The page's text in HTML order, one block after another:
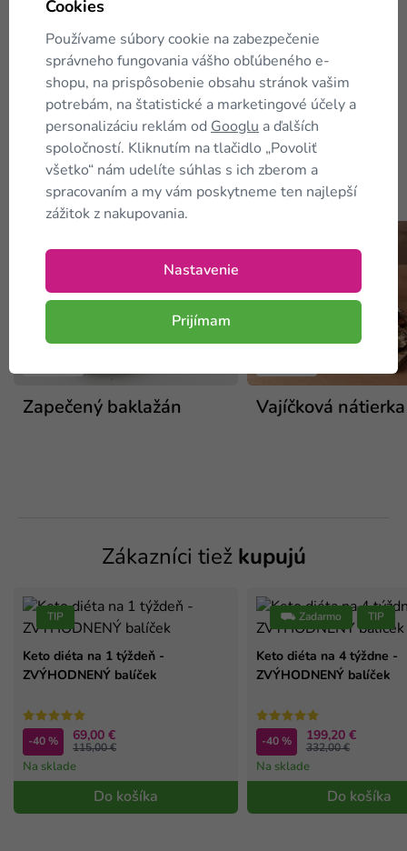
Zobraziť pôvodný
Zobraziť ďalšie hodnotenie (10)
Informácie o získavaní recenzií
KetoMixrecepty
Zapečený baklažán Vajíčková nátierka
Zákazníci tiež kupujú
Do košíka
TIP
Keto diéta na 1 týždeň -
ZVÝHODNENÝ balíček
-40 % 69,00 €
115,00 €
Na sklade
Do košíka
⛟ Zadarmo TIP
Keto diéta na 4 týždne -
ZVÝHODNENÝ balíček
-40 % 199,20 €
332,00 €
Na sklade
Cookies
Používame súbory cookie na zabezpečenie
správneho fungovania vášho obľúbeného e-
shopu, na prispôsobenie obsahu stránok vašim
potrebám, na štatistické a marketingové účely a
personalizáciu reklám od Googlu a ďalších
spoločností. Kliknutím na tlačidlo „Povoliť
všetko“ nám udelíte súhlas s ich zberom a
spracovaním a my vám poskytneme ten najlepší
zážitok z nakupovania.
Nastavenie
Prijímam